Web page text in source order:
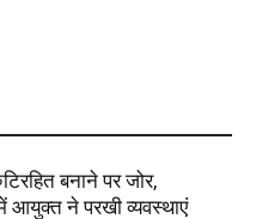
बनाने पर जोर,
आयुक्त ने परखी व्यवस्थाएं